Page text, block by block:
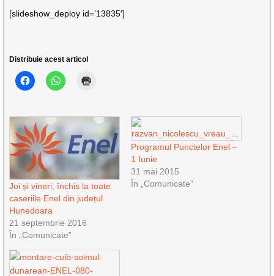
[slideshow_deploy id=’13835′]
Distribuie acest articol
Joi și vineri, închis la toate
caseriile Enel din județul
Hunedoara
21 septembrie 2016
În „Comunicate”
Programul Punctelor Enel –
1 Iunie
31 mai 2015
În „Comunicate”